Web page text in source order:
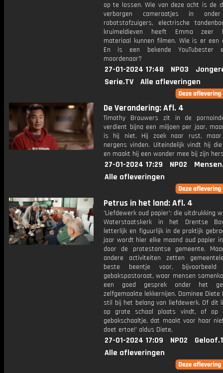
op te lossen. Wie van deze acht is de
verborgen cameraatjes in
robotstofzuigers, electrische
kruimeldieven heeft Emma zeer
materiaal kunnen filmen. Wie is er een
En is een bekende YouTubester
moordenaar?
27-01-2024 17:48 NPO3
Serie.TV
Alle afleveringen
De Verandering: Afl. 4
Timothy Brouwers zit in de
verdient bijna een miljoen per jaar,
is hij niet. Hij zoek naar rust,
nergens vinden. Uiteindelijk vindt hij
en maakt hij een wonder mee bij zijn
27-01-2024 17:29 NPO2
Alle afleveringen
Petrus in het land: Afl. 4
'Liefdewerk oud papier': die uitdrukking
Waterstaatskerk in het Drentse
letterlijk en figuurlijk in de praktijk
jaar wordt hier elke maand oud papier
door de protestantse gemeente.
andere activiteiten zetten
beste beentje voor,
gebakspastoraat, waar mensen
een goed gesprek onder het
zelfgemaakte lekkernijen. Dominee
stil bij het belang van liefdewerk. Of dit
op grote schaal plaats vindt, of op
gebakschaaltje, dat maakt voor haar
doet ertoe!' aldus Diete.
27-01-2024 17:09 NPO2
Alle afleveringen